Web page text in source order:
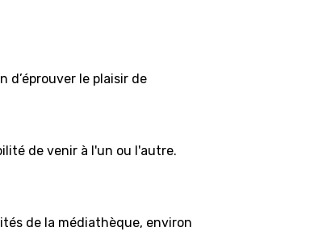
le plaisir de
de venir à l'un ou l'autre.
de la médiathèque, environ